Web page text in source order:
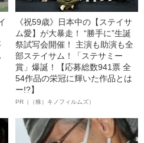
《祝59歳》日本中の【ステイサ
ム愛】が大暴走！ “勝手に”生誕
祭試写会開催！ 主演も助演も全
部ステイサム！「ステサミー
賞」爆誕！【応募総数941票 全
54作品の栄冠に輝いた作品とは
ー!?】
PR（（株）キノフィルムズ）